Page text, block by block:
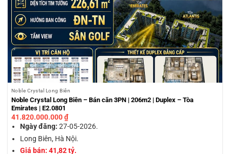
Noble Crystal Long Biên
Noble Crystal Long Biên – Bán căn 3PN | 206m2 | Duplex – Tòa
Emirates | E2.0801
41.820.000.000₫
Ngày đăng: 27-05-2026.
Long Biên, Hà Nội.
Giá bán: 41,82 tỷ.